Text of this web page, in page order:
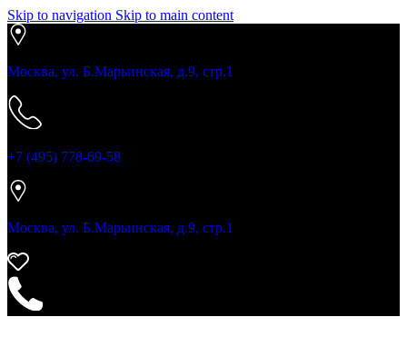
Skip to navigation Skip to main content
Москва, ул. Б.Марьинская, д.9, стр.1
+7 (495) 778-69-58
Москва, ул. Б.Марьинская, д.9, стр.1